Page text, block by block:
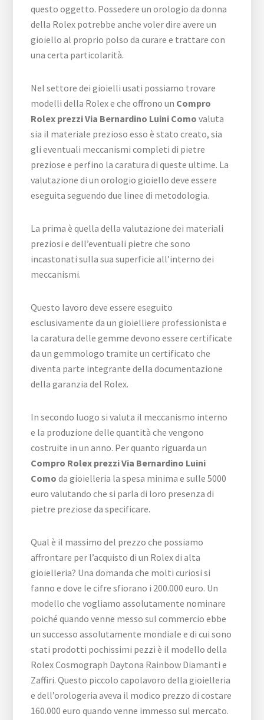
questo oggetto. Possedere un orologio da donna
della Rolex potrebbe anche voler dire avere un
gioiello al proprio polso da curare e trattare con
una certa particolarità.
Nel settore dei gioielli usati possiamo trovare
modelli della Rolex e che offrono un Compro
Rolex prezzi Via Bernardino Luini Como valuta
sia il materiale prezioso esso è stato creato, sia
gli eventuali meccanismi completi di pietre
preziose e perfino la caratura di queste ultime. La
valutazione di un orologio gioiello deve essere
eseguita seguendo due linee di metodologia.
La prima è quella della valutazione dei materiali
preziosi e dell’eventuali pietre che sono
incastonati sulla sua superficie all’interno dei
meccanismi.
Questo lavoro deve essere eseguito
esclusivamente da un gioielliere professionista e
la caratura delle gemme devono essere certificate
da un gemmologo tramite un certificato che
diventa parte integrante della documentazione
della garanzia del Rolex.
In secondo luogo si valuta il meccanismo interno
e la produzione delle quantità che vengono
costruite in un anno. Per quanto riguarda un
Compro Rolex prezzi Via Bernardino Luini
Como da gioielleria la spesa minima e sulle 5000
euro valutando che si parla di loro presenza di
pietre preziose da specificare.
Qual è il massimo del prezzo che possiamo
affrontare per l’acquisto di un Rolex di alta
gioielleria? Una domanda che molti curiosi si
fanno e dove le cifre sfiorano i 200.000 euro. Un
modello che vogliamo assolutamente nominare
poiché quando venne messo sul commercio ebbe
un successo assolutamente mondiale e di cui sono
stati prodotti pochissimi pezzi è il modello della
Rolex Cosmograph Daytona Rainbow Diamanti e
Zaffiri. Questo piccolo capolavoro della gioielleria
e dell’orologeria aveva il modico prezzo di costare
160.000 euro quando venne immesso sul mercato.